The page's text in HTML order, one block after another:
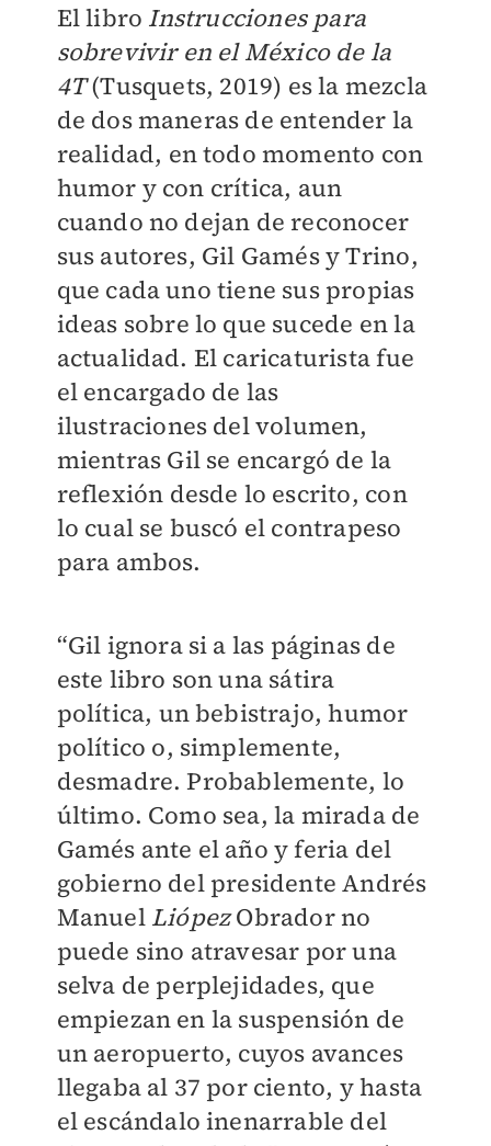
El libro Instrucciones para
sobrevivir en el México de la
4T(Tusquets, 2019) es la mezcla
de dos maneras de entender la
realidad, en todo momento con
humor y con crítica, aun
cuando no dejan de reconocer
sus autores, Gil Gamés y Trino,
que cada uno tiene sus propias
ideas sobre lo que sucede en la
actualidad. El caricaturista fue
el encargado de las
ilustraciones del volumen,
mientras Gil se encargó de la
reflexión desde lo escrito, con
lo cual se buscó el contrapeso
para ambos.
“Gil ignora si a las páginas de
este libro son una sátira
política, un bebistrajo, humor
político o, simplemente,
desmadre. Probablemente, lo
último. Como sea, la mirada de
Gamés ante el año y feria del
gobierno del presidente Andrés
Manuel LiópezObrador no
puede sino atravesar por una
selva de perplejidades, que
empiezan en la suspensión de
un aeropuerto, cuyos avances
llegaba al 37 por ciento, y hasta
el escándalo inenarrable del